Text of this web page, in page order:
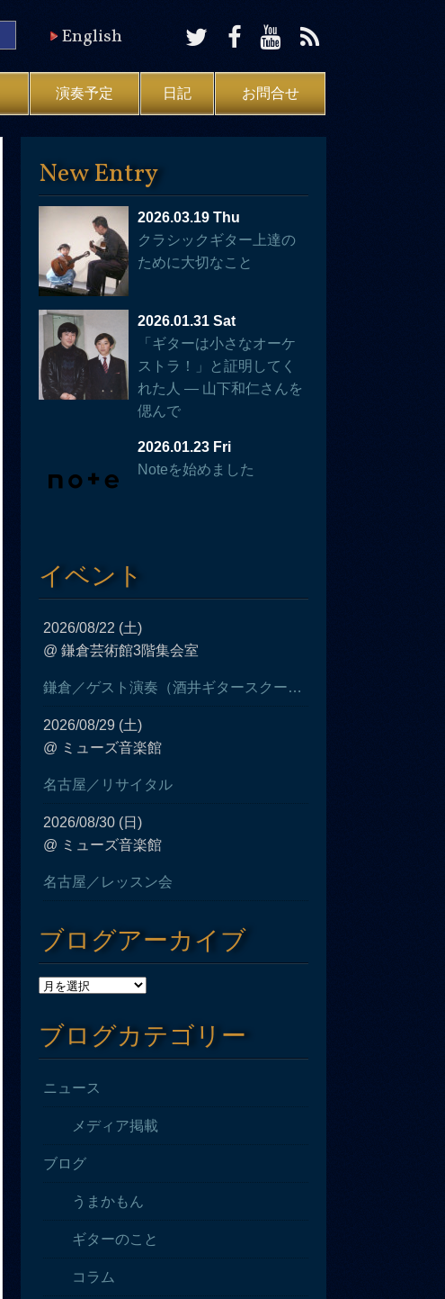
English
演奏予定 日記 お問合せ
New Entry
2026.03.19 Thu
クラシックギター上達の
ために大切なこと
2026.01.31 Sat
「ギターは小さなオーケ
ストラ！」と証明してく
れた人 — 山下和仁さんを
偲んで
2026.01.23 Fri
Noteを始めました
イベント
2026/08/22 (土)
@ 鎌倉芸術館3階集会室
鎌倉／ゲスト演奏（酒井ギタースクール発表会）
2026/08/29 (土)
@ ミューズ音楽館
名古屋／リサイタル
2026/08/30 (日)
@ ミューズ音楽館
名古屋／レッスン会
ブログアーカイブ
ブログカテゴリー
ニュース
メディア掲載
ブログ
うまかもん
ギターのこと
コラム